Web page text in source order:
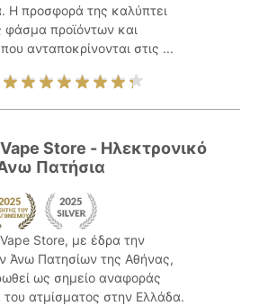
Η προσφορά της καλύπτει
φάσμα προϊόντων και
ανταποκρίνονται στις ...
Store - Ηλεκτρονικό
Πατήσια
Store, με έδρα την
Άνω Πατησίων της Αθήνας,
ως σημείο αναφοράς
ατμίσματος στην Ελλάδα.